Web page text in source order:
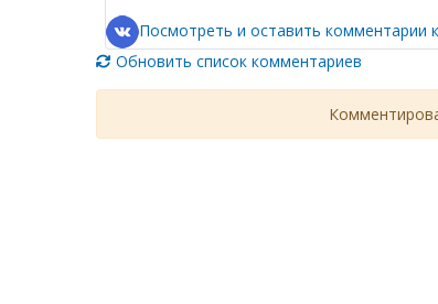
Посмотреть и оставить комментарии
Обновить список комментариев